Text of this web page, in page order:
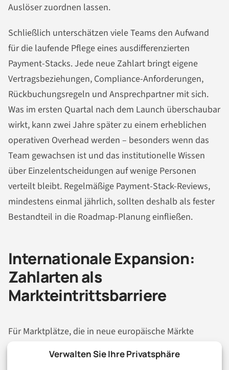
Verwalten Sie Ihre Privatsphäre
Auslöser zuordnen lassen.
Schließlich unterschätzen viele Teams den Aufwand
für die laufende Pflege eines ausdifferenzierten
Payment-Stacks. Jede neue Zahlart bringt eigene
Vertragsbeziehungen, Compliance-Anforderungen,
Rückbuchungsregeln und Ansprechpartner mit sich.
Was im ersten Quartal nach dem Launch überschaubar
wirkt, kann zwei Jahre später zu einem erheblichen
operativen Overhead werden – besonders wenn das
Team gewachsen ist und das institutionelle Wissen
über Einzelentscheidungen auf wenige Personen
verteilt bleibt. Regelmäßige Payment-Stack-Reviews,
mindestens einmal jährlich, sollten deshalb als fester
Bestandteil in die Roadmap-Planung einfließen.
Internationale Expansion:
Zahlarten als
Markteintrittsbarriere
Für Marktplätze, die in neue europäische Märkte
nachgelagerte Integrationsaufgabe, sondern eine